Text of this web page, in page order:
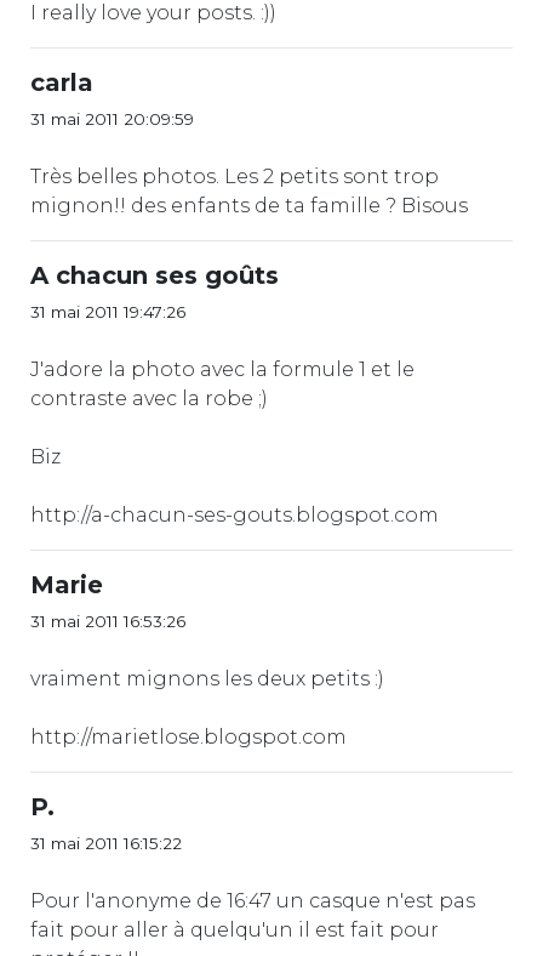
I really love your posts. :))
carla
31 mai 2011 20:09:59
Très belles photos. Les 2 petits sont trop
mignon!! des enfants de ta famille ? Bisous
A chacun ses goûts
31 mai 2011 19:47:26
J'adore la photo avec la formule 1 et le
contraste avec la robe ;)
Biz
http://a-chacun-ses-gouts.blogspot.com
Marie
31 mai 2011 16:53:26
vraiment mignons les deux petits :)
http://marietlose.blogspot.com
P.
31 mai 2011 16:15:22
Pour l'anonyme de 16:47 un casque n'est pas
fait pour aller à quelqu'un il est fait pour